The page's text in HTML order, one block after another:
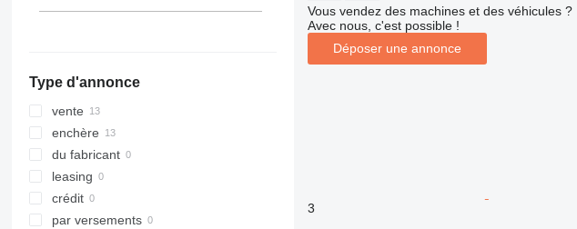
Type d'annonce
vente
enchère
du fabricant
leasing
crédit
par versements
Vous vendez des machines et des véhicules ?
Avec nous, c'est possible !
Déposer une annonce
3